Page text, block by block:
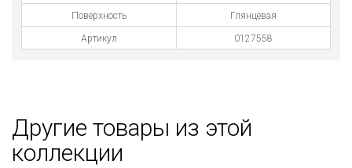
Поверхность Глянцевая
Артикул 0127558
Другие товары из этой
коллекции